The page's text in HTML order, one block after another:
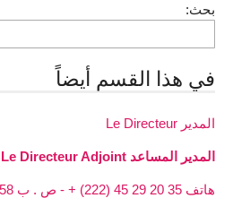
بحث:
في هذا القسم أيضاً
المدير Le Directeur
المدير المساعد Le Directeur Adjoint
هاتف 35 20 29 45 (222) + - ص . ب 1258 / نواكشوط...